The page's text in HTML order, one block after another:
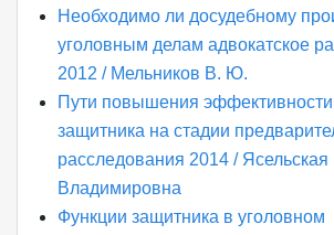
Необходимо ли досудебному
уголовным делам адвокатское
2012 / Мельников В. Ю.
Пути повышения эффективности
защитника на стадии
расследования 2014 / Ясельская
Владимировна
Функции защитника в уголовном